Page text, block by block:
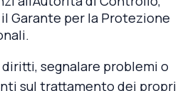
Garante per la Protezione
segnalare problemi o
sul trattamento dei propri